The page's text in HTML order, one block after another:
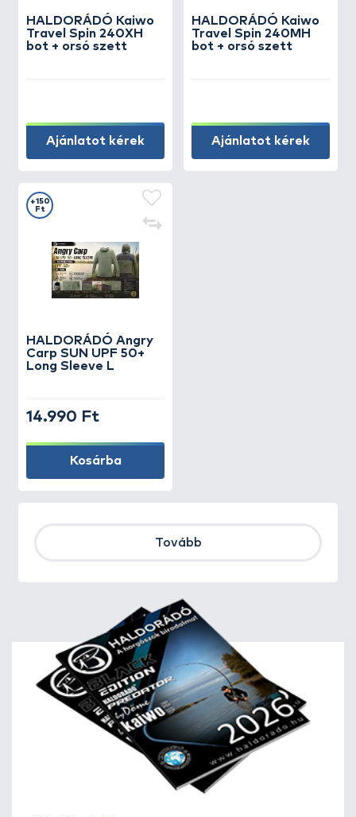
HALDORÁDÓ Kaiwo
Travel Spin 240XH
bot + orsó szett
Ajánlatot kérek
HALDORÁDÓ Kaiwo
Travel Spin 240MH
bot + orsó szett
Ajánlatot kérek
HALDORÁDÓ Angry
Carp SUN UPF 50+
Long Sleeve L
+150
Ft
14.990 Ft
Kosárba
Tovább